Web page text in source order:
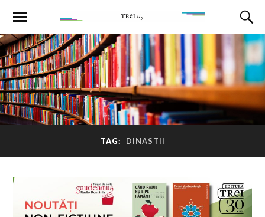
TAG: DINASTII